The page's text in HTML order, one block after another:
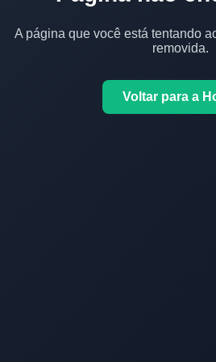
A página que você está tentando
removida.
Voltar para a